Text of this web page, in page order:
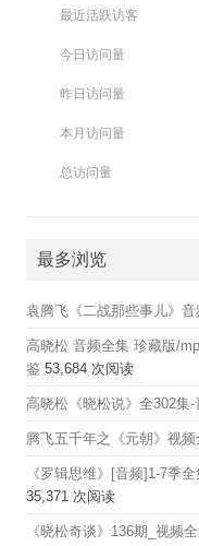
最近活跃访客
今日访问量
昨日访问量
本月访问量
总访问量
最多浏览
袁腾飞《二战那些事儿》
高晓松 音频全集 珍藏版/
鉴 53,684 次阅读
高晓松《晓松说》全302集-
腾飞五千年之《元朝》视
《罗辑思维》[音频]1-7季
35,371 次阅读
《晓松奇谈》136期_视频